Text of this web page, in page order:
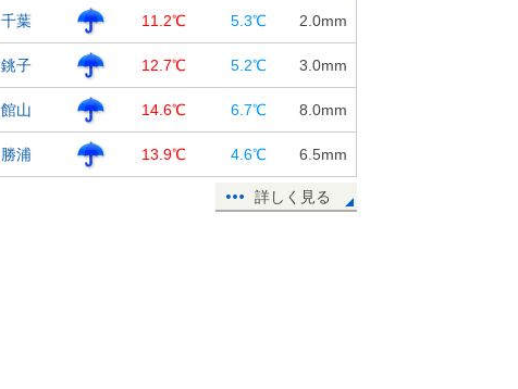
千葉 11.2℃ 5.3℃ 2.0mm
銚子 12.7℃ 5.2℃ 3.0mm
館山 14.6℃ 6.7℃ 8.0mm
勝浦 13.9℃ 4.6℃ 6.5mm
詳しく見る